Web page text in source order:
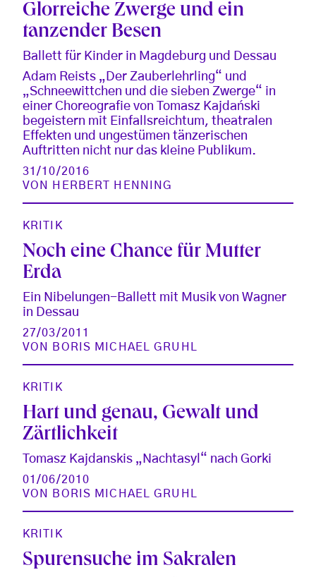
Glorreiche Zwerge und ein
tanzender Besen
Ballett für Kinder in Magdeburg und Dessau
Adam Reists „Der Zauberlehrling“ und
„Schneewittchen und die sieben Zwerge“ in
einer Choreografie von Tomasz Kajdański
begeistern mit Einfallsreichtum, theatralen
Effekten und ungestümen tänzerischen
Auftritten nicht nur das kleine Publikum.
31/10/2016
VON
HERBERT HENNING
KRITIK
Noch eine Chance für Mutter
Erda
Ein Nibelungen-Ballett mit Musik von Wagner
in Dessau
27/03/2011
VON
BORIS MICHAEL GRUHL
KRITIK
Hart und genau, Gewalt und
Zärtlichkeit
Tomasz Kajdanskis „Nachtasyl“ nach Gorki
01/06/2010
VON
BORIS MICHAEL GRUHL
KRITIK
Spurensuche im Sakralen